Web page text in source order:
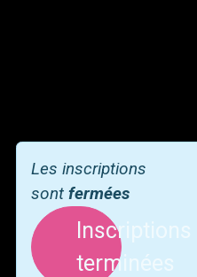
Les inscriptions
sont fermées
Inscriptions
terminées